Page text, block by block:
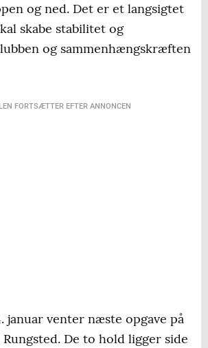
og ned. Det er et langsigtet
skabe stabilitet og
og sammenhængskræften
FORTSÆTTER EFTER ANNONCEN
januar venter næste opgave på
De to hold ligger side